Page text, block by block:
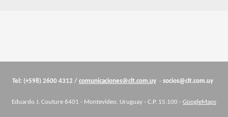
Cuerpo
Tel: (+598) 2600 4312 / comunicaciones@clt.com.uy- socios@clt.com.uy
Eduardo J. Couture 6401 - Montevideo, Uruguay - C.P. 15.100 - GoogleMaps